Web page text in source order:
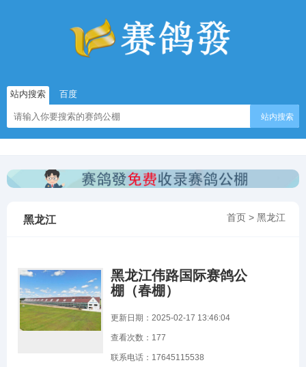
站内搜索 百度
站内搜索
首页 > 黑龙江
黑龙江
黑龙江伟路国际赛鸽公
棚（春棚）
更新日期：2025-02-17 13:46:04
查看次数： 177
联系电话：17645115538